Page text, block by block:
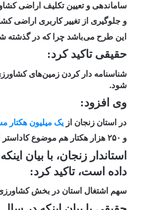
ساماندهی و تعیین تکلیف اراضی
و جلوگیری از تغییر کاربری اراضی
این طرح می‌باشد چرا که در گذشته
حقیقی تاکید کرد:
شناسنامه دار کردن زمین‌های
شود.
وی افزود:
در استان زنجان از یک میلیون هکتار مساحت، ۶۰۰
و ۲۵۰ هزار هکتار هم موضوع کاداستر انجام شده و تحویل سازمان نقشه برداری شده است.
استاندار زنجان، با بیان
داده است، تاکید کرد:
سهم اشتغال استان در بخش